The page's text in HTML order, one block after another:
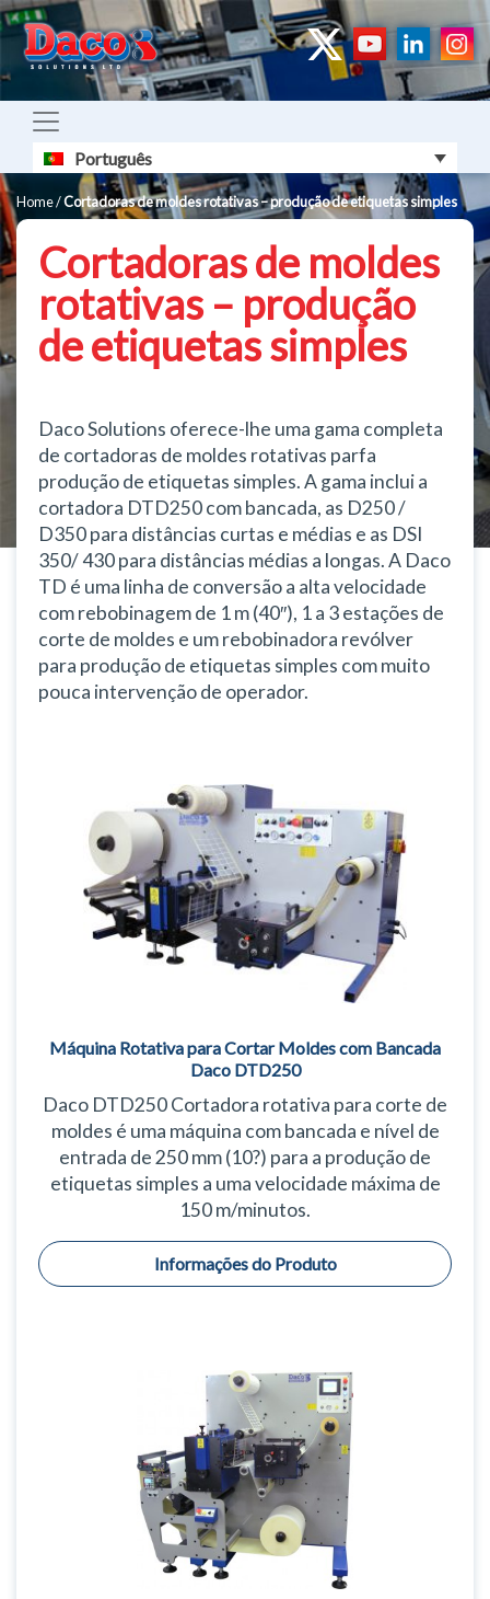
Português
Home/Cortadoras de moldes rotativas – produção de etiquetas simples
Cortadoras de moldes
rotativas – produção
de etiquetas simples
Daco Solutions oferece-lhe uma gama completa
de cortadoras de moldes rotativas parfa
produção de etiquetas simples. A gama inclui a
cortadora DTD250 com bancada, as D250 /
D350 para distâncias curtas e médias e as DSI
350/ 430 para distâncias médias a longas. A Daco
TD é uma linha de conversão a alta velocidade
com rebobinagem de 1 m (40″), 1 a 3 estações de
corte de moldes e um rebobinadora revólver
para produção de etiquetas simples com muito
pouca intervenção de operador.
Máquina Rotativa para Cortar Moldes com Bancada
Daco DTD250
Daco DTD250 Cortadora rotativa para corte de
moldes é uma máquina com bancada e nível de
entrada de 250 mm (10?) para a produção de
etiquetas simples a uma velocidade máxima de
150 m/minutos.
Informações do Produto